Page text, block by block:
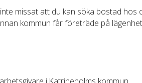
missat att du kan söka bostad hos
kommun får företräde på